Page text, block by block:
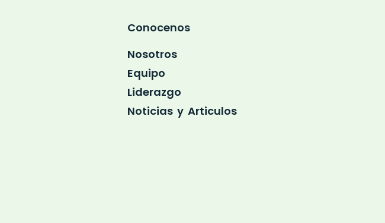
Conocenos
Nosotros
Equipo
Liderazgo
Noticias y Articulos